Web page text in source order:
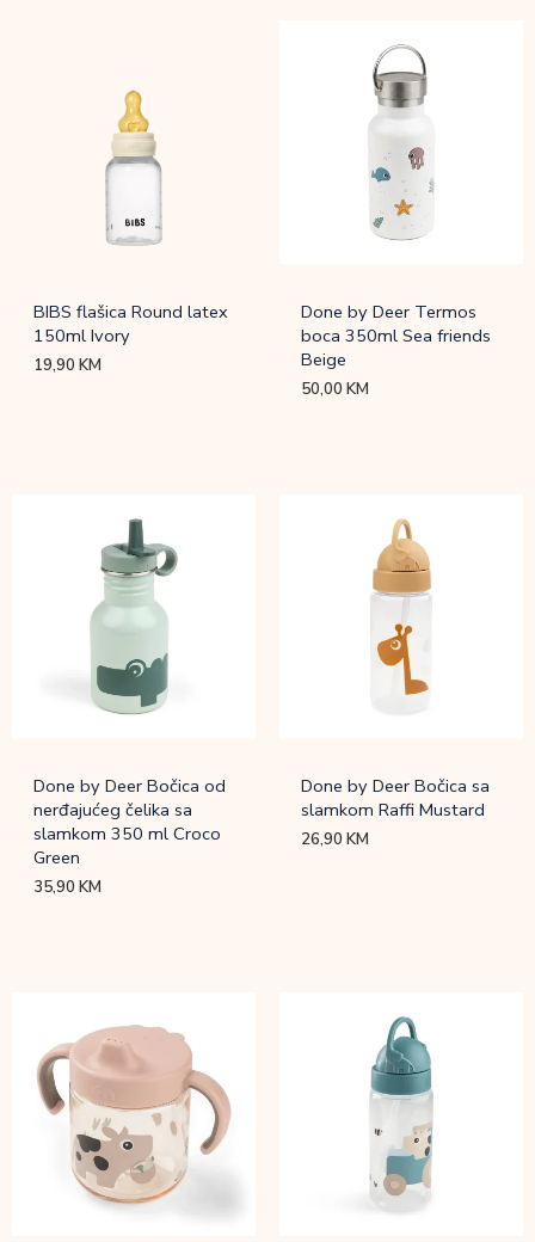
BIBS flašica Round latex
150ml Ivory
19,90KM
Done by Deer Termos
boca 350ml Sea friends
Beige
50,00KM
Done by Deer Bočica od
nerđajućeg čelika sa
slamkom 350 ml Croco
Green
35,90KM
Done by Deer Bočica sa
slamkom Raffi Mustard
26,90KM